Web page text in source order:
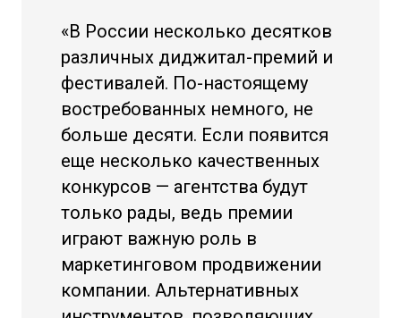
«В России несколько десятков
различных диджитал-премий и
фестивалей. По-настоящему
востребованных немного, не
больше десяти. Если появится
еще несколько качественных
конкурсов — агентства будут
только рады, ведь премии
играют важную роль в
маркетинговом продвижении
компании. Альтернативных